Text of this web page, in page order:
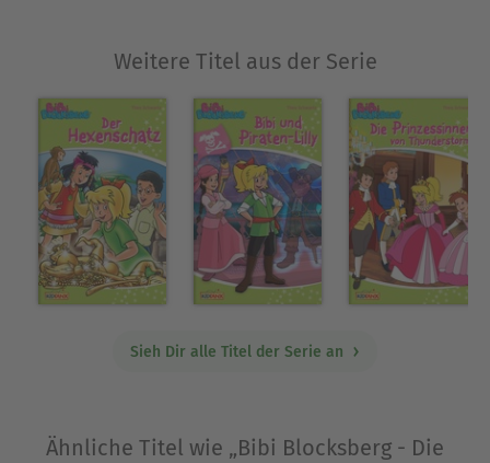
Weitere Titel aus der Serie
Sieh Dir alle Titel der Serie an
Ähnliche Titel wie „Bibi Blocksberg - Die